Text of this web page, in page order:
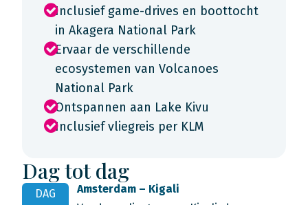
Inclusief game-drives en boottocht
in Akagera National Park
Ervaar de verschillende
ecosystemen van Volcanoes
National Park
Ontspannen aan Lake Kivu
Inclusief vliegreis per KLM
Dag tot dag
DAG
Amsterdam – Kigali